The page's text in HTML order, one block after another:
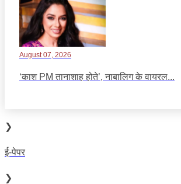
August 07, 2026
‘काश PM तानाशाह होते’, नाबालिग के वायरल...
❯
ई-पेपर
❯